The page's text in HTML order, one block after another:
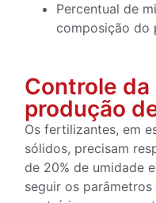
Percentual de
composição do
Controle
produção
Os fertilizantes, em
sólidos, precisam
de 20% de umidade
seguir os